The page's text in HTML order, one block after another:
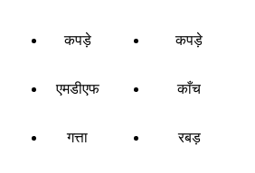
कपड़े कपड़े
एमडीएफ काँच
गत्ता रबड़